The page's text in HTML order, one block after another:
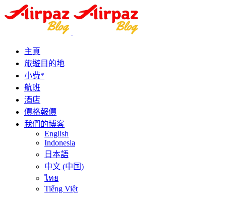
主頁
旅遊目的地
小费*
航班
酒店
價格報價
我們的博客
English
Indonesia
日本語
中文 (中国)
ไทย
Tiếng Việt